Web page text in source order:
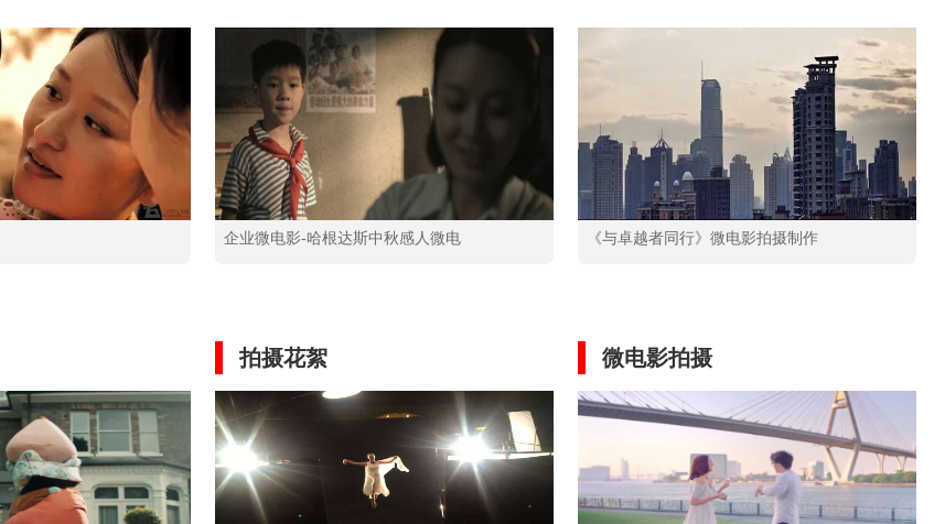
企业微电影-哈根达斯中秋感人微电 《与卓越者同行》微电影拍摄制作
拍摄花絮 微电影拍摄